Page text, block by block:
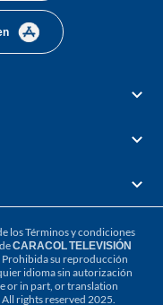
losTérminos y condiciones
deCARACOL TELEVISIÓN
Prohibida su reproducción
idioma sin autorización
or in part, or translation
rights reserved 2025.